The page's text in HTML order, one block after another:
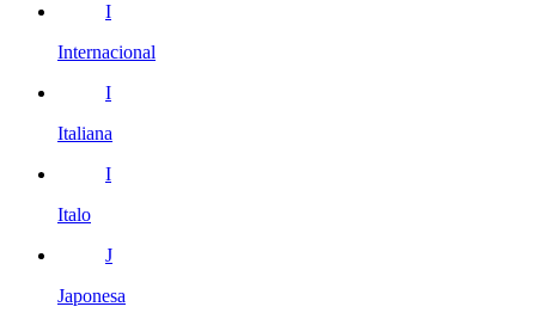
I
Internacional
I
Italiana
I
Italo
J
Japonesa